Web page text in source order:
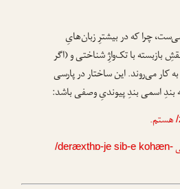
چرا که در بیشترِ زبان‌هایِ
بازبسته با تک‌واژِ شناختی و (اگر
کار می‌روند. این ساختار در پارسی
اسمی بندِ پیوندیِ وصفی باشد:
هستم.
/deræxthɒ-je sib-e kohæn-